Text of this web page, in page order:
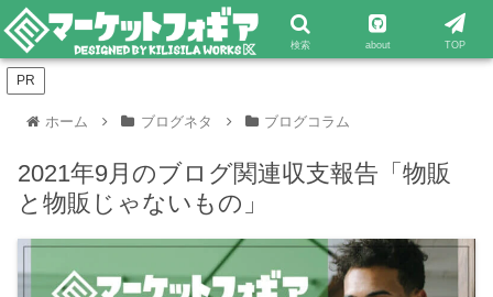
PR
ホーム ブログネタ ブログコラム
2021年9月のブログ関連収支報告「物販
と物販じゃないもの」
検索 about TOP